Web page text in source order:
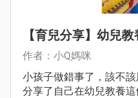
【育兒分享】幼兒
作者：小Q媽咪
小孩子做錯事了，該不
分享了自己在幼兒教養